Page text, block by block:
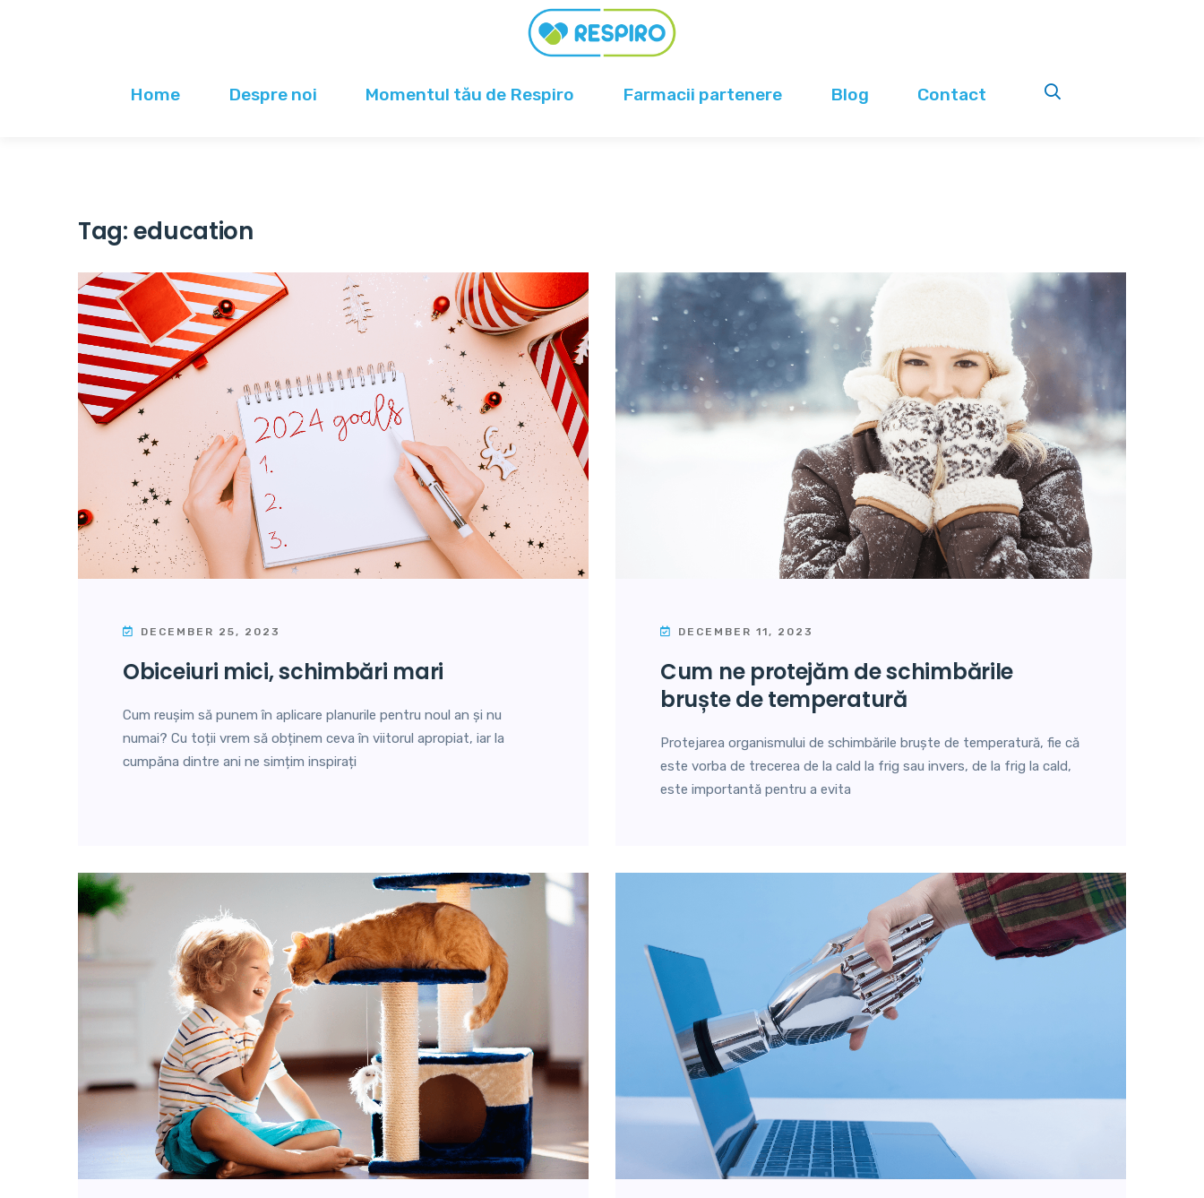
Home Despre noi Momentul tău de Respiro Farmacii partenere Blog Contact
Tag:education
DECEMBER 25, 2023
obiceiuri mici, schimbări mari
Cum reușim să punem în aplicare planurile pentru noul an și nu
numai? Cu toții vrem să obținem ceva în viitorul apropiat, iar la
cumpăna dintre ani ne simțim inspirați
DECEMBER 11, 2023
cum ne protejăm de schimbările
bruște de temperatură
Protejarea organismului de schimbările bruște de temperatură, fie că
este vorba de trecerea de la cald la frig sau invers, de la frig la cald,
este importantă pentru a evita